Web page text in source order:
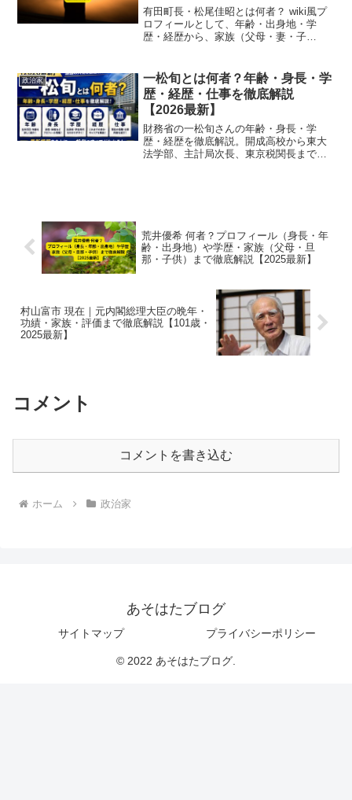
有田町長・松尾佳昭とは何者？ wiki風プ
ロフィールとして、年齢・出身地・学
歴・経歴から、家族（父母・妻・子
すくまとめた最新記事です。
政治家
一松旬とは何者？年齢・身長・学
歴・経歴・仕事を徹底解説
【2026最新】
財務省の一松旬さんの年齢・身長・学
歴・経歴を徹底解説。開成高校から東大
法学部、主計局次長、東京税関長まで最
荒井優希 何者？プロフィール（身長・年
齢・出身地）や学歴・家族（父母・旦
那・子供）まで徹底解説【2025最新】
村山富市 現在｜元内閣総理大臣の晩年・
功績・家族・評価まで徹底解説【101歳・
2025最新】
コメント
コメントを書き込む
ホーム 政治家
あそはたブログ
サイトマップ プライバシーポリシー
© 2022 あそはたブログ.